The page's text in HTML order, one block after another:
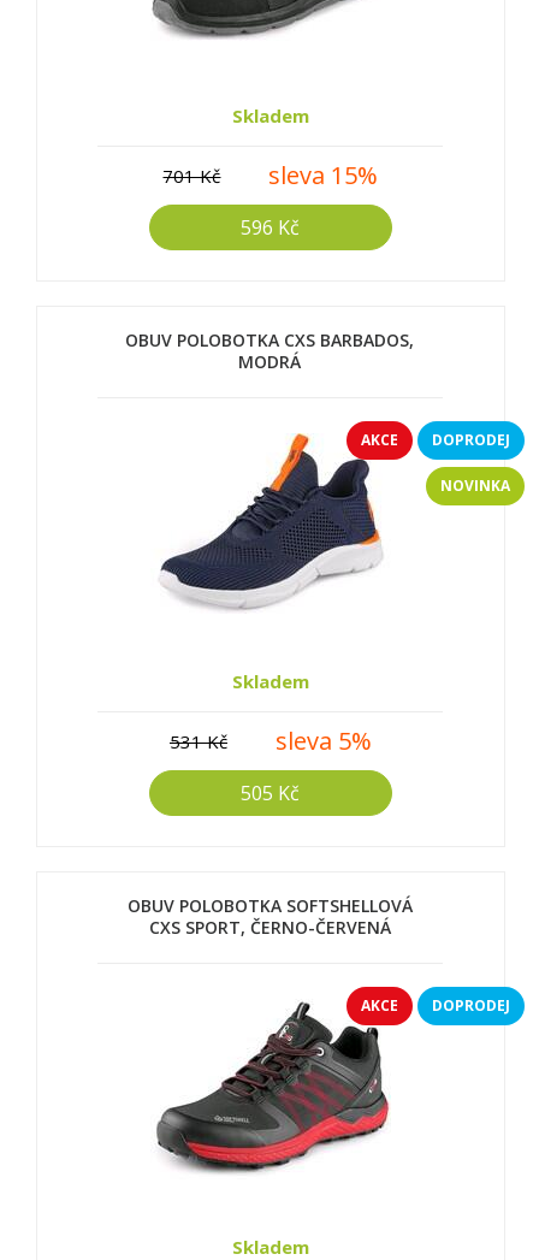
Skladem
701 Kč sleva 15%
596 Kč
AKCE DOPRODEJ
NOVINKA
OBUV POLOBOTKA CXS BARBADOS,
MODRÁ
Skladem
531 Kč sleva 5%
505 Kč
AKCE DOPRODEJ
OBUV POLOBOTKA SOFTSHELLOVÁ
CXS SPORT, ČERNO-ČERVENÁ
Skladem